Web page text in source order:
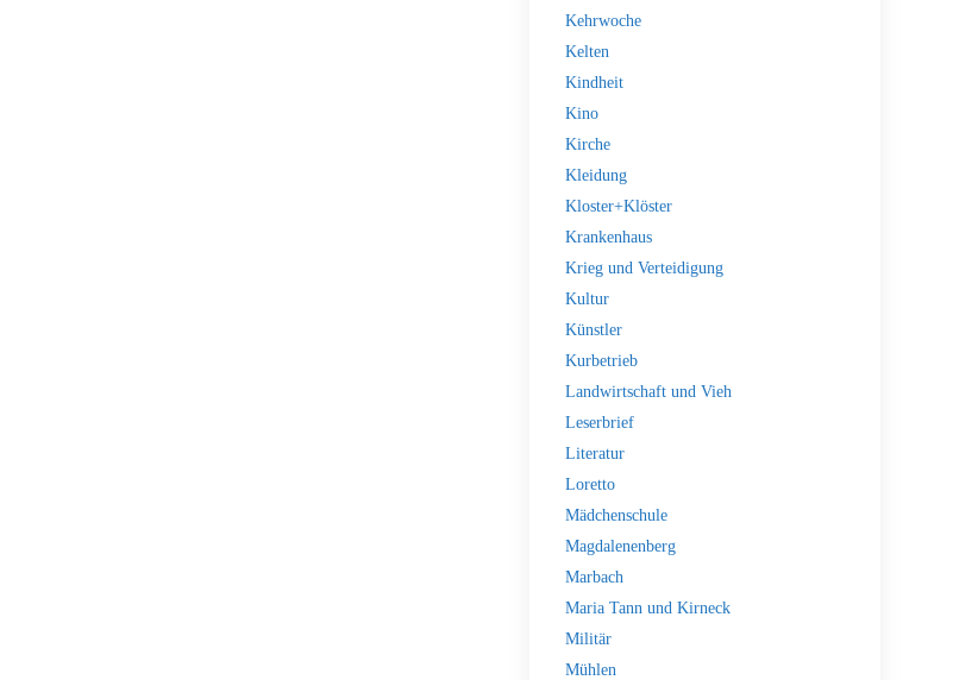
Kehrwoche
Kelten
Kindheit
Kino
Kirche
Kleidung
Kloster+Klöster
Krankenhaus
Krieg und Verteidigung
Kultur
Künstler
Kurbetrieb
Landwirtschaft und Vieh
Leserbrief
Literatur
Loretto
Mädchenschule
Magdalenenberg
Marbach
Maria Tann und Kirneck
Militär
Mühlen